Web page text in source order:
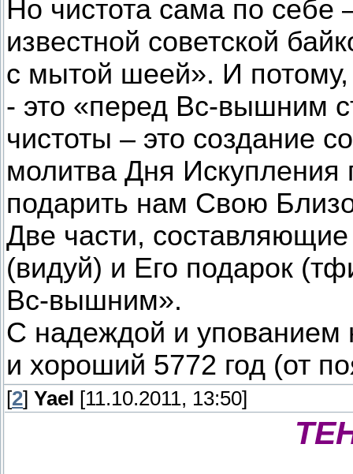
Но чистота сама по себе
известной советской
с мытой шеей». И
- это «перед Вс-вышним
чистоты – это создание
молитва Дня
подарить нам Свою
Две части,
(видуй) и Его подарок
Вс-вышним».
С надеждой и упованием
и хороший 5772 год (от
[2] Yael [11.10.2011, 13:50]